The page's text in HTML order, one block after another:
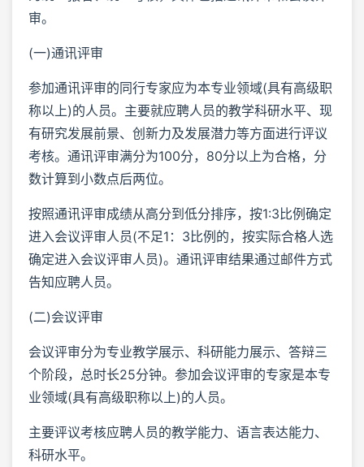
审。
(一)通讯评审
参加通讯评审的同行专家应为本专业领域(具有高级职
称以上)的人员。主要就应聘人员的教学科研水平、现
有研究发展前景、创新力及发展潜力等方面进行评议
考核。通讯评审满分为100分，80分以上为合格，分
数计算到小数点后两位。
按照通讯评审成绩从高分到低分排序，按1:3比例确定
进入会议评审人员(不足1：3比例的，按实际合格人选
确定进入会议评审人员)。通讯评审结果通过邮件方式
告知应聘人员。
(二)会议评审
会议评审分为专业教学展示、科研能力展示、答辩三
个阶段，总时长25分钟。参加会议评审的专家是本专
业领域(具有高级职称以上)的人员。
主要评议考核应聘人员的教学能力、语言表达能力、
科研水平。